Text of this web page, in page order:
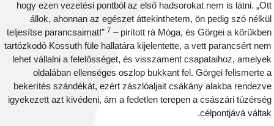
hogy ezen vezetési pontból az első hadsorokat nem is látni.
állok, ahonnan az egészet áttekinthetem, ön pedig szó
teljesítse parancsaimat!”7
– pirított rá Móga, és Görgei a
tartózkodó Kossuth füle hallatára kijelentette, a vett parancsért
lehet vállalni a felelősséget, és visszament csapataihoz,
oldalában ellenséges oszlop bukkant fel. Görgei felismerte
bekerítés szándékát, ezért zászlóaljait csákány alakba
igyekezett azt kivédeni, ám a fedetlen terepen a császári
célpontjává